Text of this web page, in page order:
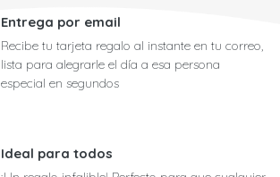
Entrega por email
Recibe tu tarjeta regalo al instante en tu correo,
lista para alegrarle el día a esa persona
especial en segundos
Ideal para todos